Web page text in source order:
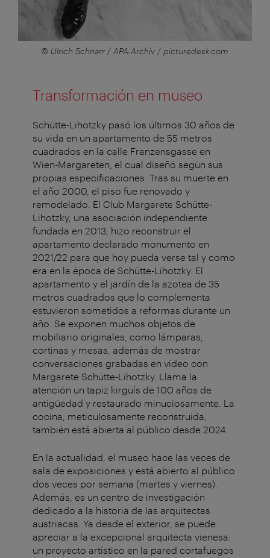
© Ulrich Schnarr / APA-Archiv / picturedesk.com
Transformación en museo
Schütte-Lihotzky pasó los últimos 30 años de
su vida en un apartamento de 55 metros
cuadrados en la calle Franzensgasse en
Wien-Margareten, el cual diseñó según sus
propias especificaciones. Tras su muerte en
el año 2000, el piso fue renovado y
remodelado. El Club Margarete Schütte-
Lihotzky, una asociación independiente
fundada en 2013, hizo reconstruir el
apartamento declarado monumento en
2021/22 para que hoy pueda verse tal y como
era en la época de Schütte-Lihotzky. El
apartamento y el jardín de la azotea de 35
metros cuadrados que lo complementa
estuvieron sometidos a reformas durante un
año. Se exponen muchos objetos de
mobiliario originales, como lámparas,
cortinas y mesas, además de mostrar
conversaciones grabadas en vídeo con
Margarete Schütte-Lihotzky. Llama la
atención un tapiz kirguís de 100 años de
antigüedad y restaurado minuciosamente. La
cocina, meticulosamente reconstruida,
también está abierta al público desde 2024.
En la actualidad, el museo hace las veces de
sala de exposiciones y está abierto al público
dos veces por semana (martes y viernes).
Además, es un centro de investigación
dedicado a la historia de las arquitectas
austriacas. Ya desde el exterior, se puede
apreciar a la excepcional arquitecta vienesa:
un proyecto artístico en la pared cortafuegos